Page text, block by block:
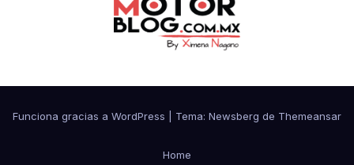
Funciona gracias a WordPress Tema: Newsberg de Themeansar
Home